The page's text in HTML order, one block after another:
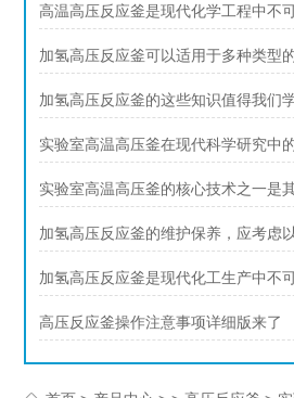
高温高压反应釜是现代化学工程中不
加氢高压反应釜可以适用于多种类型
加氢高压反应釜的这些知识值得我们
实验室高温高压釜在现代科学研究中
实验室高温高压釜的核心技术之一是
加氢高压反应釜的维护保养，应考虑
加氢高压反应釜是现代化工生产中不
高压反应釜操作注意事项详细版来了